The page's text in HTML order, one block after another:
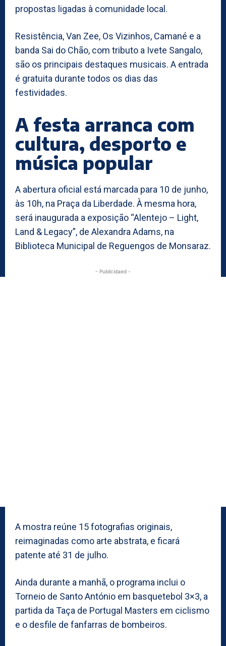
propostas ligadas à comunidade local.
Resistência, Van Zee, Os Vizinhos, Camané e a
banda Sai do Chão, com tributo a Ivete Sangalo,
são os principais destaques musicais. A entrada
é gratuita durante todos os dias das
festividades.
A festa arranca com
cultura, desporto e
música popular
A abertura oficial está marcada para 10 de junho,
às 10h, na Praça da Liberdade. À mesma hora,
será inaugurada a exposição “Alentejo – Light,
Land & Legacy”, de Alexandra Adams, na
Biblioteca Municipal de Reguengos de Monsaraz.
- Publicidaed -
A mostra reúne 15 fotografias originais,
reimaginadas como arte abstrata, e ficará
patente até 31 de julho.
Ainda durante a manhã, o programa inclui o
Torneio de Santo António em basquetebol 3×3, a
partida da Taça de Portugal Masters em ciclismo
e o desfile de fanfarras de bombeiros.